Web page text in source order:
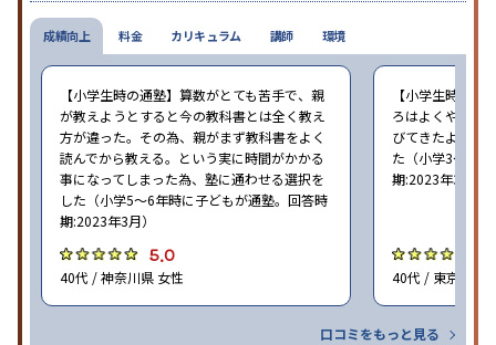
成績向上
【小学生時の通塾】算数がとても苦手で、親
が教えようとすると今の教科書とは全く教え
方が違った。その為、親がまず教科書をよく
読んでから教える。という実に時間がかかる
事になってしまった為、塾に通わせる選択を
した（小学5〜6年時に子どもが通塾。回答時
期:2023年3月）
5.0
40代 / 神奈川県 女性
【小学生時の通
ろはよくやり方
びてきたようで
た（小学3〜6年
期:2023年3月）
40代 / 東京都 女
口コミをもっと見る
料金 カリキュラム 講師 環境